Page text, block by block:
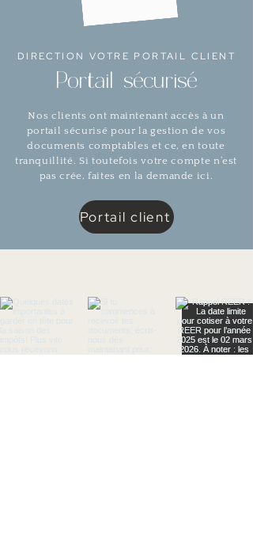
DIRECTION VOTRE PORTAIL CLIENT
Portail sécurisé
Nos clients ont maintenant accès à un
portail sécurisé pour la gestion de vos
documents comptables et ce, en toute
tranquillité. Si toutefois votre compte n'est
pas crée, faites en la demande ici.
Portail client